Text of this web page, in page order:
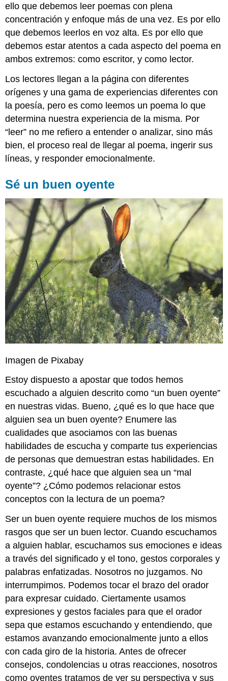
ello que debemos leer poemas con plena
concentración y enfoque más de una vez. Es por ello
que debemos leerlos en voz alta. Es por ello que
debemos estar atentos a cada aspecto del poema en
ambos extremos: como escritor, y como lector.
Los lectores llegan a la página con diferentes
orígenes y una gama de experiencias diferentes con
la poesía, pero es como leemos un poema lo que
determina nuestra experiencia de la misma. Por
“leer” no me refiero a entender o analizar, sino más
bien, el proceso real de llegar al poema, ingerir sus
líneas, y responder emocionalmente.
Sé un buen oyente
Imagen de Pixabay
Estoy dispuesto a apostar que todos hemos
escuchado a alguien descrito como “un buen oyente”
en nuestras vidas. Bueno, ¿qué es lo que hace que
alguien sea un buen oyente? Enumere las
cualidades que asociamos con las buenas
habilidades de escucha y comparte tus experiencias
de personas que demuestran estas habilidades. En
contraste, ¿qué hace que alguien sea un “mal
oyente”? ¿Cómo podemos relacionar estos
conceptos con la lectura de un poema?
Ser un buen oyente requiere muchos de los mismos
rasgos que ser un buen lector. Cuando escuchamos
a alguien hablar, escuchamos sus emociones e ideas
a través del significado y el tono, gestos corporales y
palabras enfatizadas. Nosotros no juzgamos. No
interrumpimos. Podemos tocar el brazo del orador
para expresar cuidado. Ciertamente usamos
expresiones y gestos faciales para que el orador
sepa que estamos escuchando y entendiendo, que
estamos avanzando emocionalmente junto a ellos
con cada giro de la historia. Antes de ofrecer
consejos, condolencias u otras reacciones, nosotros
como oyentes tratamos de ver su perspectiva y sus